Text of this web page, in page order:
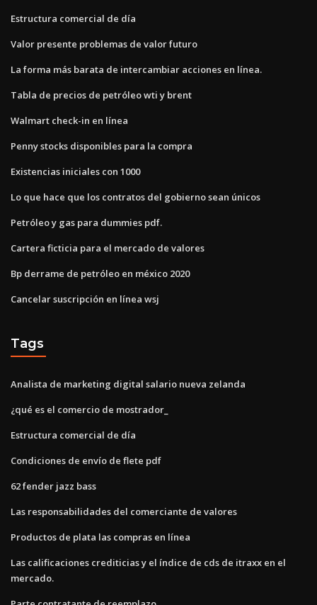
Estructura comercial de día
Valor presente problemas de valor futuro
La forma más barata de intercambiar acciones en línea.
Tabla de precios de petróleo wti y brent
Walmart check-in en línea
Penny stocks disponibles para la compra
Existencias iniciales con 1000
Lo que hace que los contratos del gobierno sean únicos
Petróleo y gas para dummies pdf.
Cartera ficticia para el mercado de valores
Bp derrame de petróleo en méxico 2020
Cancelar suscripción en línea wsj
Tags
Analista de marketing digital salario nueva zelanda
¿qué es el comercio de mostrador_
Estructura comercial de día
Condiciones de envío de flete pdf
62 fender jazz bass
Las responsabilidades del comerciante de valores
Productos de plata las compras en línea
Las calificaciones crediticias y el índice de cds de itraxx en el
mercado.